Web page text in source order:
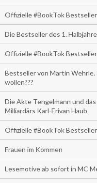
Offizielle #BookTok
Die Bestseller des 1.
Offizielle #BookTok
Bestseller von Martin Wehrle.
wollen???
Die Akte Tengelmann und
Milliardärs Karl-Erivan Haub
Offizielle #BookTok
Frauen im Kommen
Lesemotive ab sofort in MC